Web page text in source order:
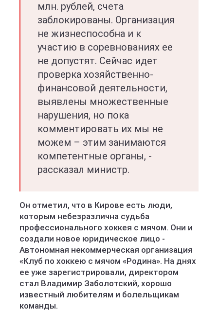
млн. рублей, счета
заблокированы. Организация
не жизнеспособна и к
участию в соревнованиях ее
не допустят. Сейчас идет
проверка хозяйственно-
финансовой деятельности,
выявлены множественные
нарушения, но пока
комментировать их мы не
можем – этим занимаются
компетентные органы, -
рассказал министр.
Он отметил, что в Кирове есть люди,
которым небезразлична судьба
профессионального хоккея с мячом. Они и
создали новое юридическое лицо -
Автономная некоммерческая организация
«Клуб по хоккею с мячом «Родина». На днях
ее уже зарегистрировали, директором
стал Владимир Заболотский, хорошо
известный любителям и болельщикам
команды.